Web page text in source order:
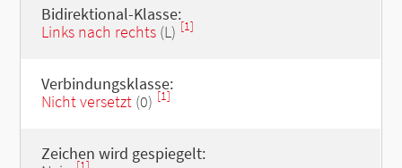
Bidirektional-Klasse:
Links nach rechts(L) [1]
Verbindungsklasse:
Nicht versetzt(0) [1]
Zeichen wird gespiegelt: